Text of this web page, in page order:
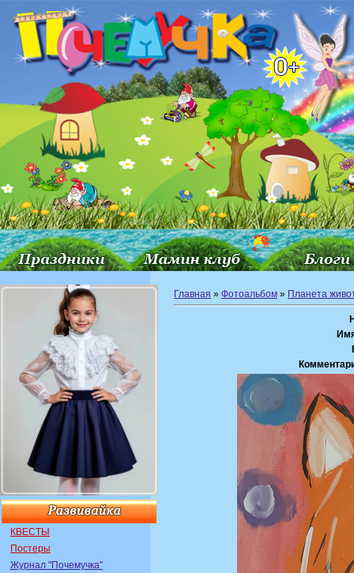
КВЕСТЫ
Постеры
Журнал "Почемучка"
Главная » Фотоальбом » Планета